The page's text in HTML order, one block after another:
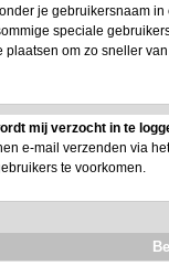
je gebruikersnaam
speciale
om zo sneller
mij verzocht in te
e-mail verzenden via
te voorkomen.